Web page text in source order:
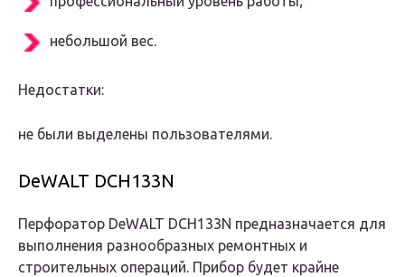
небольшой вес.
Недостатки:
не были выделены пользователями.
DeWALT DCH133N
Перфоратор DeWALT DCH133N предназначается для
выполнения разнообразных ремонтных и
строительных операций. Прибор будет крайне